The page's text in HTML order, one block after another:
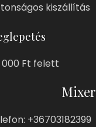
kiszállítás
000 Ft felett
+36703182399